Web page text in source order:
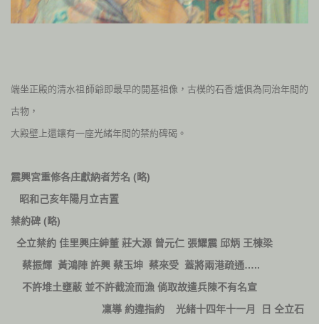
端坐正殿的清水祖師爺即最早的開基祖像，古樸的石香爐俱為同治年間的
古物，
大殿壁上還鑲有一座光緒年間的禁約碑碣。
震興宮重修各庄獻納者芳名 (略)
昭和己亥年陽月立吉置
禁約碑 (略)
仝立禁約 佳里興庄紳董 莊大源 曾元仁 張耀震 邱炳 王棟梁
蔡振輝 黃鴻陣 許興 蔡玉坤 蔡來受 蓋將兩港疏通…..
不許堆土壅蔽 並不許截流而漁 倘取故遣兵陳不有名宣
凜導 約違指約 光緒十四年十一月 日 仝立石